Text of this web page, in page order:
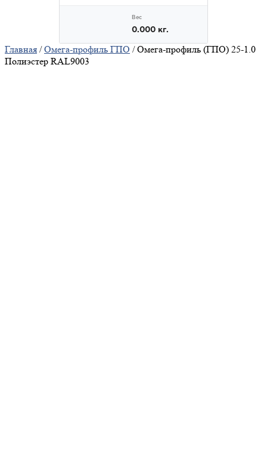
Главная /Омега-профиль ГПО / Омега-профиль (ГПО) 25-1.0
Полиэстер RAL9003